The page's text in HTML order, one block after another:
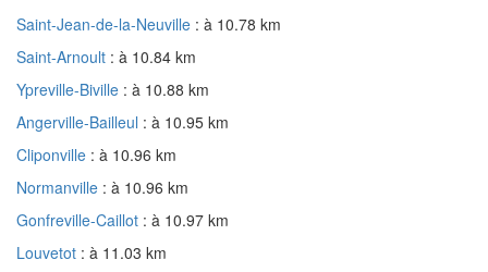
Saint-Jean-de-la-Neuville : à 10.78 km
Saint-Arnoult : à 10.84 km
Ypreville-Biville : à 10.88 km
Angerville-Bailleul : à 10.95 km
Cliponville : à 10.96 km
Normanville : à 10.96 km
Gonfreville-Caillot : à 10.97 km
Louvetot : à 11.03 km